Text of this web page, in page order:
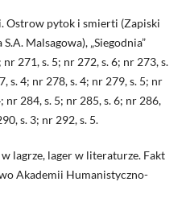
Ostrow pytok i smierti (Zapiski
Malsagowa), „Siegodnia”
271, s. 5; nr 272, s. 6; nr 273, s.
s. 4; nr 278, s. 4; nr 279, s. 5; nr
nr 284, s. 5; nr 285, s. 6; nr 286,
s. 3; nr 292, s. 5.
lagrze, lager w literaturze. Fakt
Akademii Humanistyczno-